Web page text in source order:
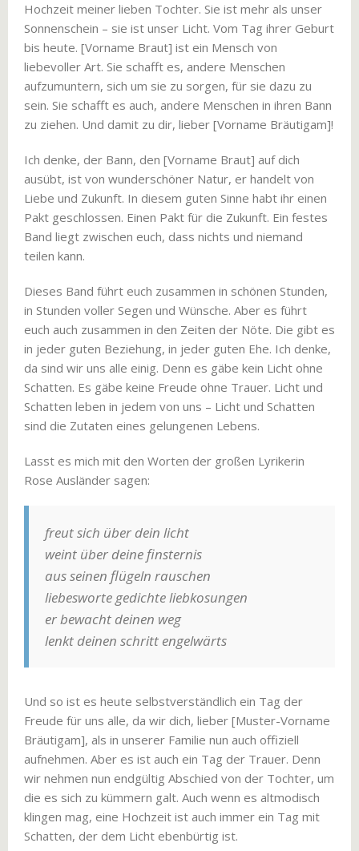
Hochzeit meiner lieben Tochter. Sie ist mehr als unser
Sonnenschein – sie ist unser Licht. Vom Tag ihrer Geburt
bis heute. [Vorname Braut] ist ein Mensch von
liebevoller Art. Sie schafft es, andere Menschen
aufzumuntern, sich um sie zu sorgen, für sie dazu zu
sein. Sie schafft es auch, andere Menschen in ihren Bann
zu ziehen. Und damit zu dir, lieber [Vorname Bräutigam]!
Ich denke, der Bann, den [Vorname Braut] auf dich
ausübt, ist von wunderschöner Natur, er handelt von
Liebe und Zukunft. In diesem guten Sinne habt ihr einen
Pakt geschlossen. Einen Pakt für die Zukunft. Ein festes
Band liegt zwischen euch, dass nichts und niemand
teilen kann.
Dieses Band führt euch zusammen in schönen Stunden,
in Stunden voller Segen und Wünsche. Aber es führt
euch auch zusammen in den Zeiten der Nöte. Die gibt es
in jeder guten Beziehung, in jeder guten Ehe. Ich denke,
da sind wir uns alle einig. Denn es gäbe kein Licht ohne
Schatten. Es gäbe keine Freude ohne Trauer. Licht und
Schatten leben in jedem von uns – Licht und Schatten
sind die Zutaten eines gelungenen Lebens.
Lasst es mich mit den Worten der großen Lyrikerin
Rose Ausländer sagen:
freut sich über dein licht
weint über deine finsternis
aus seinen flügeln rauschen
liebesworte gedichte liebkosungen
er bewacht deinen weg
lenkt deinen schritt engelwärts
Und so ist es heute selbstverständlich ein Tag der
Freude für uns alle, da wir dich, lieber [Muster-Vorname
Bräutigam], als in unserer Familie nun auch offiziell
aufnehmen. Aber es ist auch ein Tag der Trauer. Denn
wir nehmen nun endgültig Abschied von der Tochter, um
die es sich zu kümmern galt. Auch wenn es altmodisch
klingen mag, eine Hochzeit ist auch immer ein Tag mit
Schatten, der dem Licht ebenbürtig ist.